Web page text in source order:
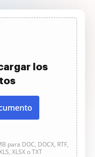
los
para DOC, DOCX, RTF,
XLSX o TXT